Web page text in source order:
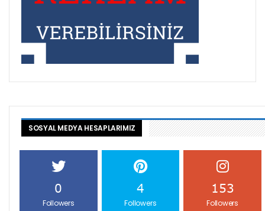
SOSYAL MEDYA HESAPLARIMIZ
0
Followers
4
Followers
153
Followers